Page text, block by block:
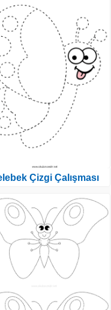
Çizgi Çalışması